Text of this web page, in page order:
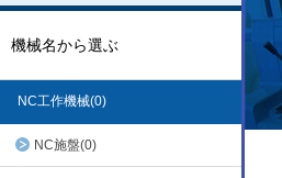
機械名から選ぶ
NC工作機械(0)
NC施盤(0)